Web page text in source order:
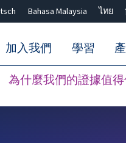
Bahasa Malaysia ไทย
為什麼我們的證據值
加入我們 學習